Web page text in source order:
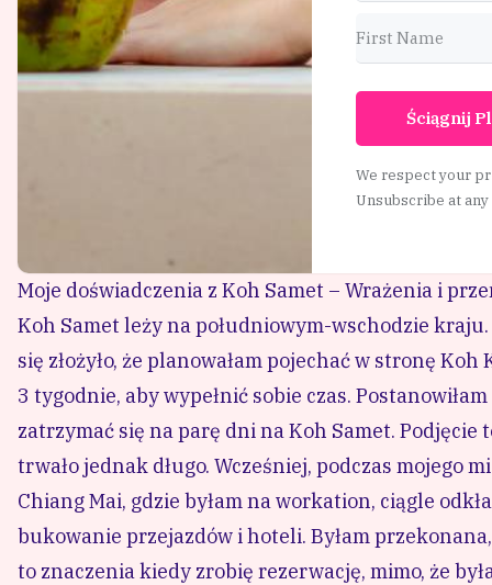
decyzji trwało jednak długo. Wcześniej, podczas
odkładałam bukowanie przejazdów i hoteli.
byłam świadoma tego, że jest szczyt sezonu, a do
osób. Bardzo się zdziwiłam, bo okazało się, że
byłam zmuszona zarezerwować hotel, który nie
Plusem był łatwy dostęp do plaży, na którą
ponownie – poczułam się zawiedziona. Było
byłabym pewnie zadowolona, ale teraz miałam